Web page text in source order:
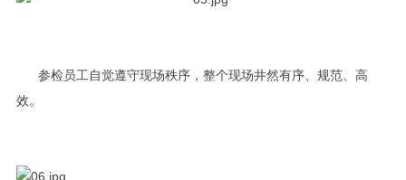
参检员工自觉遵守现场秩序，整个现场井然有序、规范、高
效。